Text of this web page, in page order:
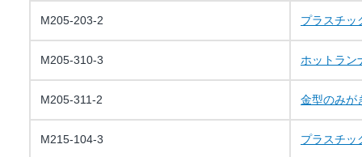
M205-203-2 プラスチッ
M205-310-3 ホットラン
M205-311-2 金型のみが
M215-104-3 プラスチッ